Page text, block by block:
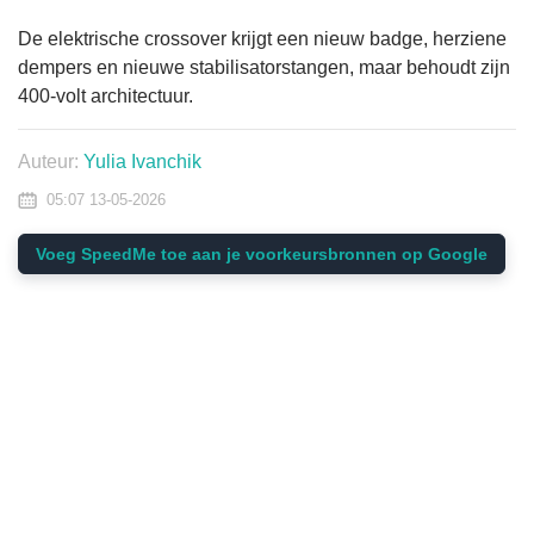
De elektrische crossover krijgt een nieuw badge, herziene
dempers en nieuwe stabilisatorstangen, maar behoudt zijn
400-volt architectuur.
Auteur: Yulia Ivanchik
05:07 13-05-2026
Voeg SpeedMe toe aan je voorkeursbronnen op Google